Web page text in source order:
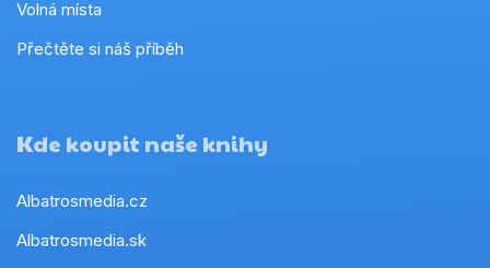
Volná místa
Přečtěte si náš příběh
Kde koupit naše knihy
Albatrosmedia.cz
Albatrosmedia.sk